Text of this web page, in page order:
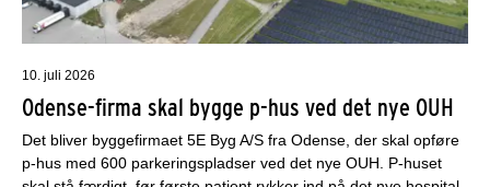
10. juli 2026
Odense-firma skal bygge p-hus ved det nye OUH
Det bliver byggefirmaet 5E Byg A/S fra Odense, der skal opføre
p-hus med 600 parkeringspladser ved det nye OUH. P-huset